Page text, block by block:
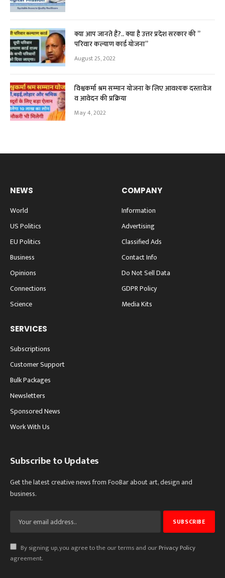
क्या आप जानते हैं?.. क्या है उत्तर प्रदेश सरकार की ”
परिवार कल्याण कार्ड योजना”
August 25, 2022
विश्वकर्मा श्रम सम्मान योजना के लिए आवश्यक दस्तावेज
व आवेदन की प्रक्रिया
May 4, 2022
NEWS
World
US Politics
EU Politics
Business
Opinions
Connections
Science
COMPANY
Information
Advertising
Classified Ads
Contact Info
Do Not Sell Data
GDPR Policy
Media Kits
SERVICES
Subscriptions
Customer Support
Bulk Packages
Newsletters
Sponsored News
Work With Us
Subscribe to Updates
Get the latest creative news from FooBar about art, design and
business.
By signing up, you agree to the our terms and ourPrivacy Policy
agreement.